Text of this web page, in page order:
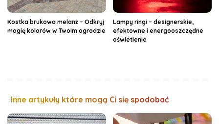
Kostka brukowa melanż – Odkryj
magię kolorów w Twoim ogrodzie
Lampy ringi – designerskie,
efektowne i energooszczędne
oświetlenie
Inne artykuły które mogą Ci się spodobać